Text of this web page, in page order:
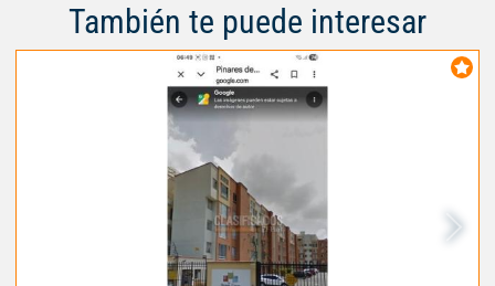
También te puede interesar